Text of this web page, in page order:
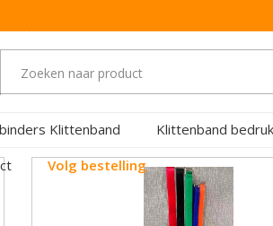
Klittenband Klittenband
Volg bestelling